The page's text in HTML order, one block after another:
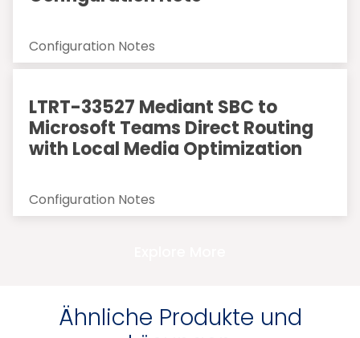
Configuration Notes
LTRT-33527 Mediant SBC to
Microsoft Teams Direct Routing
with Local Media Optimization
Configuration Notes
Ähnliche Produkte und